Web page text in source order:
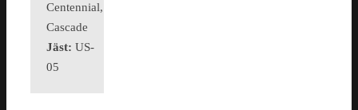
Centennial,
Cascade
Jäst: US-
05